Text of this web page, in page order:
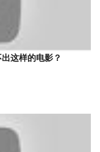
这样的电影？